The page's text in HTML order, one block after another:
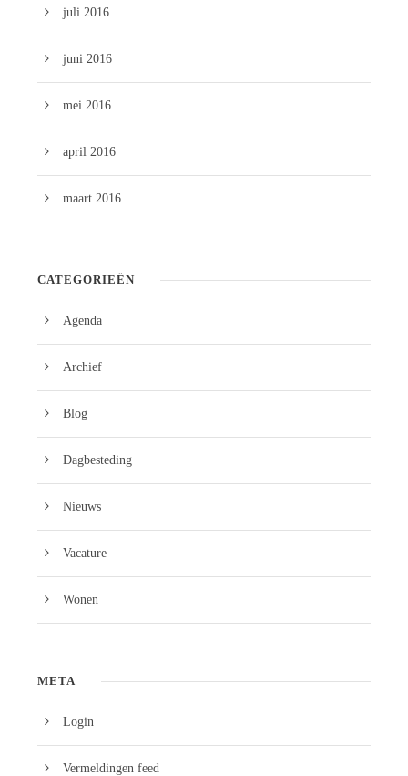
juli 2016
juni 2016
mei 2016
april 2016
maart 2016
CATEGORIEËN
Agenda
Archief
Blog
Dagbesteding
Nieuws
Vacature
Wonen
META
Login
Vermeldingen feed